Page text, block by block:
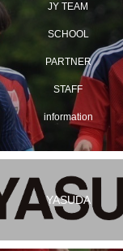
JY TEAM
SCHOOL
PARTNER
STAFF
information
YASUDA